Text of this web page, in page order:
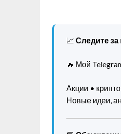
📈 Следите
🔥 Мой
Акции •
Новые идеи,